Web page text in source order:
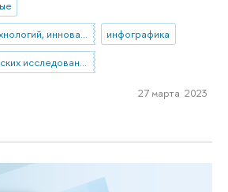
индикаторы науки, технологий, инноваций
инфографика
27 марта 2023